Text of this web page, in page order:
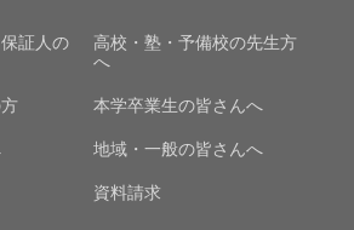
証人の
高校・塾・予備校の先生方
へ
本学卒業生の皆さんへ
地域・一般の皆さんへ
資料請求